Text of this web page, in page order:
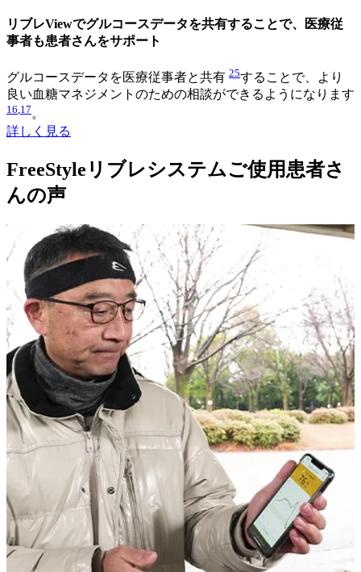
リブレViewでグルコースデータを共有することで、医療従
事者も患者さんをサポート
グルコースデータを医療従事者と共有 25することで、より
良い血糖マネジメントのための相談ができるようになります
16,17。
詳しく見る
FreeStyleリブレシステムご使用患者さ
んの声